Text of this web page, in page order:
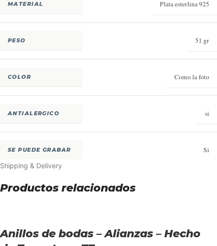
MATERIAL Plata esterlina 925
PESO 51 gr
COLOR Como la foto
ANTIALERGICO si
SE PUEDE GRABAR Si
Shipping & Delivery
Productos relacionados
Anillos de bodas – Alianzas – Hecho